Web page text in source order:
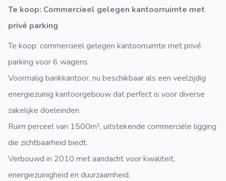
Te koop: Commercieel gelegen kantoorruimte met
privé parking
Te koop: commercieel gelegen kantoorruimte met privé
parking voor 6 wagens.
Voormalig bankkantoor, nu beschikbaar als een veelzijdig
energiezuinig kantoorgebouw dat perfect is voor diverse
zakelijke doeleinden.
Ruim perceel van 1500m², uitstekende commerciële ligging
die zichtbaarheid biedt.
Verbouwd in 2010 met aandacht voor kwaliteit,
energiezuinigheid en duurzaamheid.